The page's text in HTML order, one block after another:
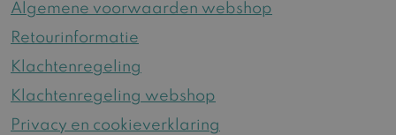
Algemene voorwaarden webshop
Retourinformatie
Klachtenregeling
Klachtenregeling webshop
Privacy en cookieverklaring